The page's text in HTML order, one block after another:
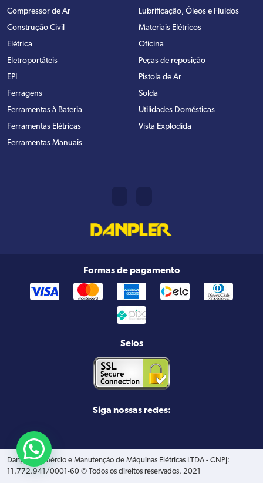
Compressor de Ar
Construção Civil
Elétrica
Eletroportáteis
EPI
Ferragens
Ferramentas à Bateria
Ferramentas Elétricas
Ferramentas Manuais
Lubrificação, Óleos e Fluídos
Materiais Elétricos
Oficina
Peças de reposição
Pistola de Ar
Solda
Utilidades Domésticas
Vista Explodida
Formas de pagamento
Selos
Siga nossas redes:
Danpler Comércio e Manutenção de Máquinas Elétricas LTDA - CNPJ:
11.772.941/0001-60 © Todos os direitos reservados. 2021